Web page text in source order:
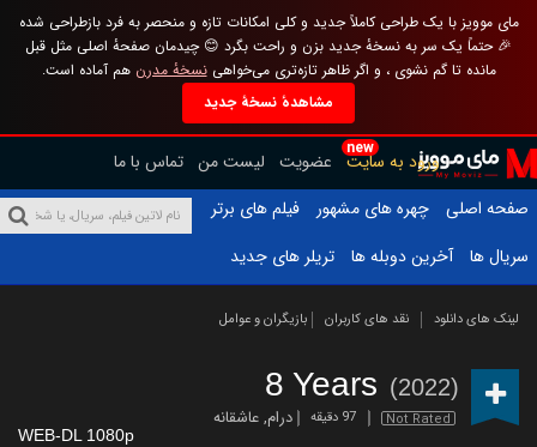
مای موویز با یک طراحی کاملاً جدید و کلی امکانات تازه و منحصر به فرد بازطراحی شده
🎉 حتماً یک سر به نسخهٔ جدید بزن و راحت بگرد 😊 چیدمان صفحهٔ اصلی مثل قبل
مانده تا گم نشوی ، و اگر ظاهر تازه‌تری می‌خواهینسخهٔ مدرن هم آماده است.
مشاهدهٔ نسخهٔ جدید
new
ورود به سایت عضویت لیست من تماس با ما
صفحه اصلی
چهره های مشهور
فیلم های برتر
سریال ها
آخرین دوبله ها تریلر های جدید
لینک های دانلود نقد های کاربران بازیگران و عوامل
8 Years (2022)
Not Rated 97 دقیقه درام,عاشقانه
WEB-DL 1080p